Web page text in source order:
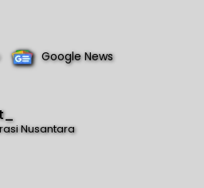
Google News
Nusantara